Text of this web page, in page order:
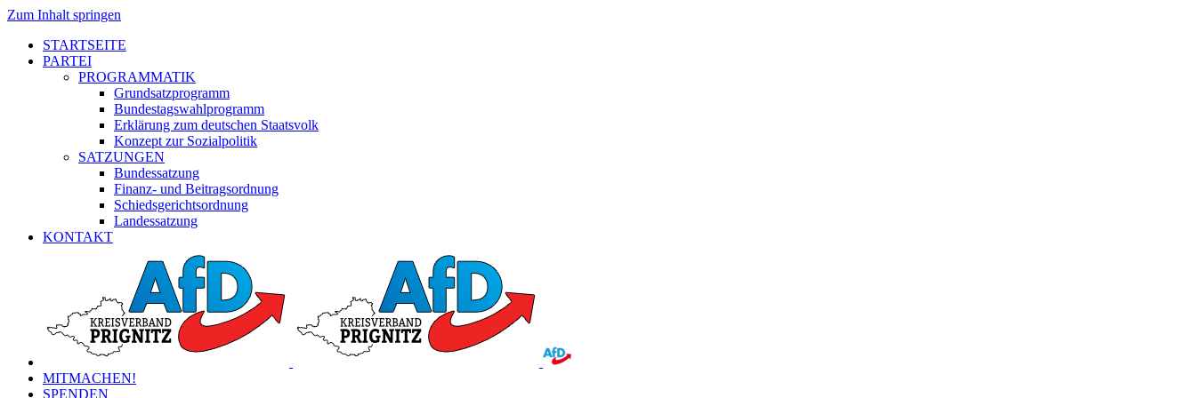
Zum Inhalt springen
STARTSEITE
PARTEI
PROGRAMMATIK
Grundsatzprogramm
Bundestagswahlprogramm
Erklärung zum deutschen Staatsvolk
Konzept zur Sozialpolitik
SATZUNGEN
Bundessatzung
Finanz- und Beitragsordnung
Schiedsgerichtsordnung
Landessatzung
KONTAKT
MITMACHEN!
SPENDEN